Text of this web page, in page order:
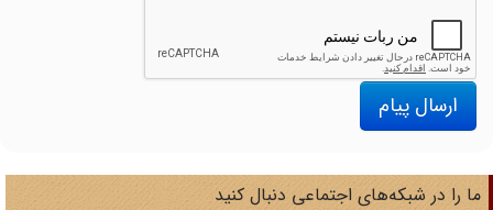
ارسال پیام
را در شبکه‌های اجتماعی دنبال کنید